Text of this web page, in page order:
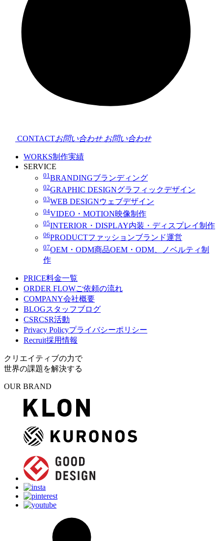
CONTACTお問い合わせ お問い合わせ
WORKS制作実績
SERVICE
01 BRANDINGブランディング
02GRAPHIC DESIGNグラフィックデザイン
03WEB DESIGNウェブデザイン
04VIDEO・MOTION映像制作
05INTERIOR・DISPLAY内装・ディスプレイ制作
06PRODUCTファッションブランド運営
07OEM・ODM商品OEM・ODM、ノベルティ制
作
PRICE料金一覧
ORDER FLOWご依頼の流れ
COMPANY会社概要
BLOGスタッフブログ
CSRCSR活動
Privacy Policyプライバシーポリシー
Recruit採用情報
クリエイティブの力で
世界の課題を解決する
OUR BRAND